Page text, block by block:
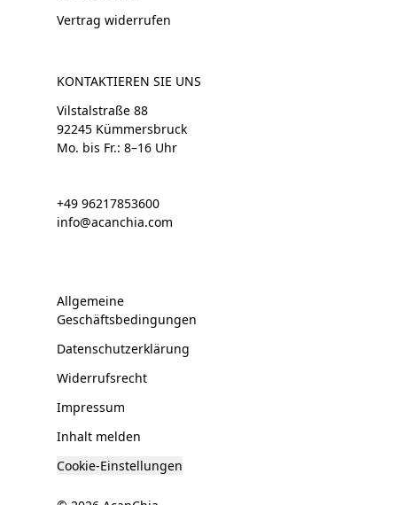
Vertrag widerrufen
KONTAKTIEREN SIE UNS
Vilstalstraße 88
92245 Kümmersbruck
Mo. bis Fr.: 8–16 Uhr
+49 96217853600
info@acanchia.com
Allgemeine
Geschäftsbedingungen
Datenschutzerklärung
Widerrufsrecht
Impressum
Inhalt melden
Cookie-Einstellungen